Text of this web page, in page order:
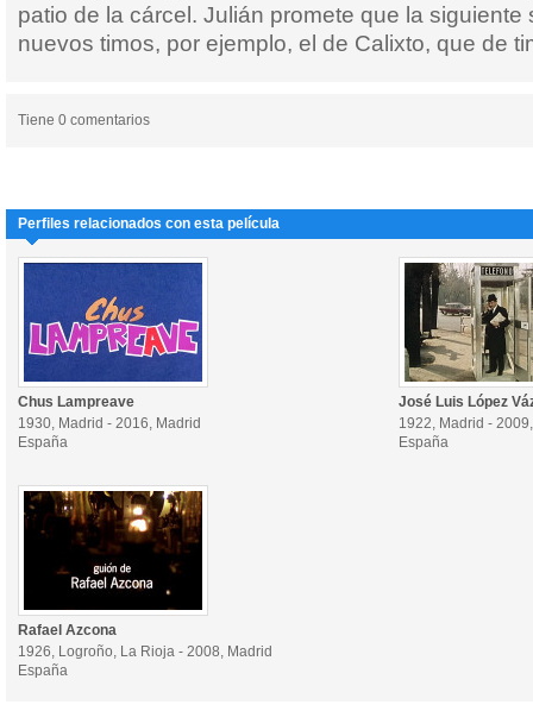
patio de la cárcel. Julián promete que la siguiente
nuevos timos, por ejemplo, el de Calixto, que de
Tiene 0 comentarios
Perfiles relacionados con esta película
Chus Lampreave
1930, Madrid - 2016, Madrid
España
José Luis López
1922, Madrid -
España
Rafael Azcona
1926, Logroño, La Rioja - 2008, Madrid
España